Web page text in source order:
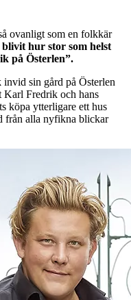
ovanligt som en folkkär
hur stor som helst
på Österlen”.
sin gård på Österlen
Karl Fredrik och hans
köpa ytterligare ett hus
från alla nyfikna blickar